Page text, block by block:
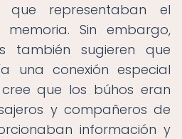
que representaban el
Sin embargo,
también sugieren que
una conexión especial
que los búhos eran
y compañeros de
información y